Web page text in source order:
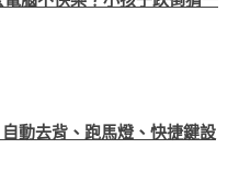
動去背、跑馬燈、快捷鍵設